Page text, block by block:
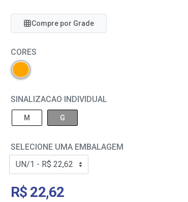
Compre por Grade
CORES
SINALIZACAO INDIVIDUAL
M G
SELECIONE UMA EMBALAGEM
R$ 22,62